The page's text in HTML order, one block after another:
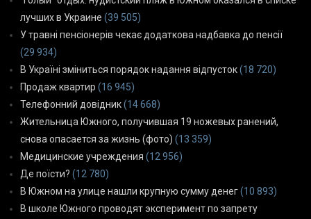
лучших в Украине (39 505)
У травні пенсіонерів чекає додаткова надбавка до пенсії
(29 934)
В Україні зміниться порядок надання відпусток(18 720)
Продаж квартир (16 945)
Телефонний довідник(14 668)
Жительница Южного, получившая 19 ножевых ранений,
снова опасается за жизнь (фото) (13 359)
Медицинские учреждения (12 956)
Де поїсти? (12 780)
В Южном на улице нашли крупную сумму денег(10 893)
В школе Южного проводят эксперимент по запрету